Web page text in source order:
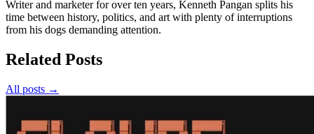
Writer and marketer for over ten years, Kenneth Pangan splits his
time between history, politics, and art with plenty of interruptions
from his dogs demanding attention.
Related Posts
All posts →